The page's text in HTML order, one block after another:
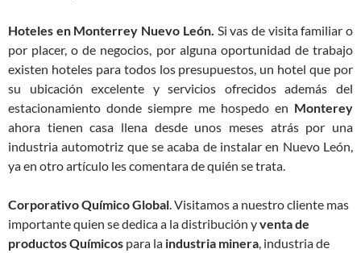
Hoteles en Monterrey Nuevo León. Si vas de visita familiar o
por placer, o de negocios, por alguna oportunidad de trabajo
existen hoteles para todos los presupuestos, un hotel que por
su ubicación excelente y servicios ofrecidos además del
estacionamiento donde siempre me hospedo en Monterey
ahora tienen casa llena desde unos meses atrás por una
industria automotriz que se acaba de instalar en Nuevo León,
ya en otro artículo les comentara de quién se trata.
Corporativo Químico Global . Visitamos a nuestro cliente mas
importante quien se dedica a la distribución yventa de
productos Químicos para la industria minera , industria de